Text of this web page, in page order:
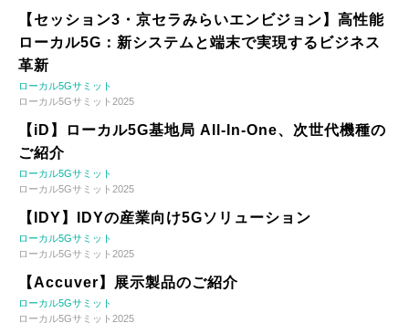
【セッション3・京セラみらいエンビジョン】高性能
ローカル5G：新システムと端末で実現するビジネス
革新
ローカル5Gサミット
ローカル5Gサミット2025
【iD】ローカル5G基地局 All-In-One、次世代機種の
ご紹介
ローカル5Gサミット
ローカル5Gサミット2025
【IDY】IDYの産業向け5Gソリューション
ローカル5Gサミット
ローカル5Gサミット2025
【Accuver】展示製品のご紹介
ローカル5Gサミット
ローカル5Gサミット2025